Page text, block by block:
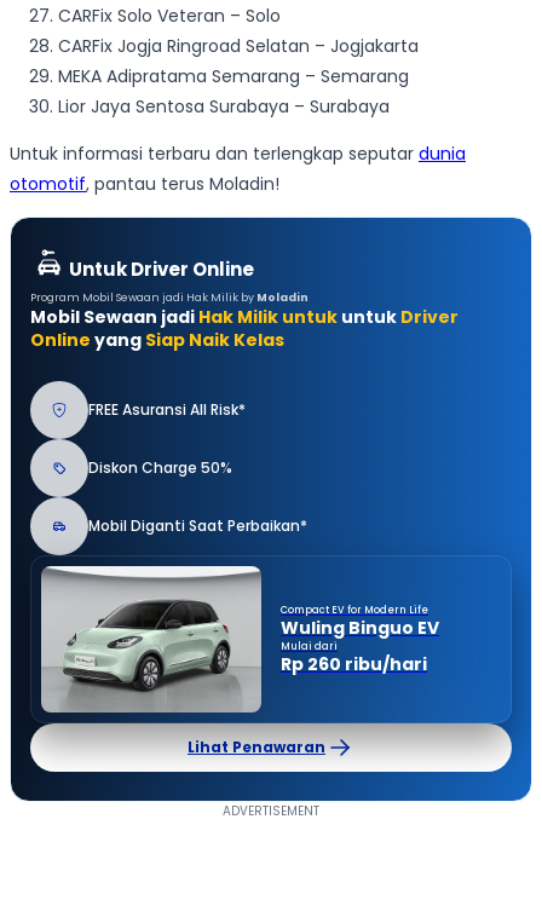
CARFix Solo Veteran – Solo
CARFix Jogja Ringroad Selatan – Jogjakarta
MEKA Adipratama Semarang – Semarang
Lior Jaya Sentosa Surabaya – Surabaya
Untuk informasi terbaru dan terlengkap seputar dunia
otomotif, pantau terus Moladin!
Untuk Driver Online
Program Mobil Sewaan jadi Hak Milik by Moladin
Mobil Sewaan jadi Hak Milik untuk untuk Driver
Online yang Siap Naik Kelas
FREE Asuransi All Risk*
Diskon Charge 50%
Mobil Diganti Saat Perbaikan*
Compact EV for Modern Life
Wuling Binguo EV
Mulai dari
Rp 260 ribu/hari
Lihat Penawaran